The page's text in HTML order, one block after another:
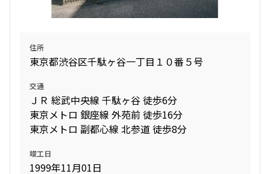
住所
東京都渋谷区千駄ヶ谷一丁目１０番５号
交通
ＪＲ 総武中央線 千駄ヶ谷 徒歩6分
東京メトロ 銀座線 外苑前 徒歩16分
東京メトロ 副都心線 北参道 徒歩8分
竣工日
1999年11月01日